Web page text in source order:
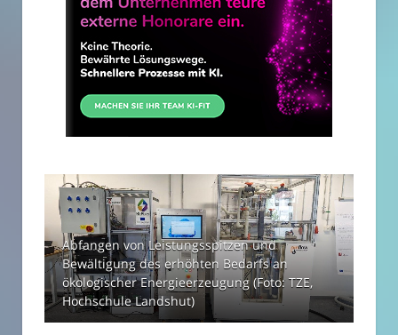
Abfangen von Leistungsspitzen und
Bewältigung des erhöhten Bedarfs an
ökologischer Energieerzeugung (Foto: TZE,
Hochschule Landshut)